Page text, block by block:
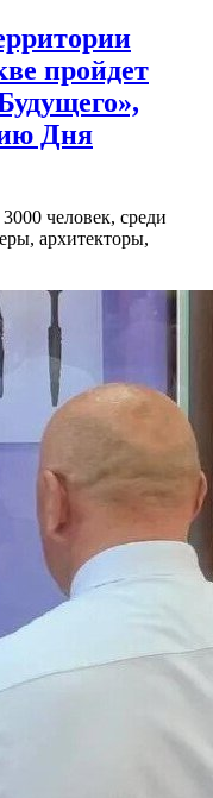
пройдет
Дня
человек, среди
архитекторы,